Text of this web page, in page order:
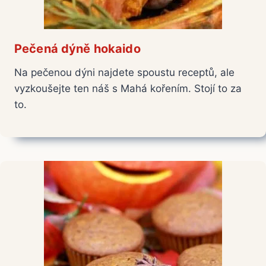
Pečená dýně hokaido
Na pečenou dýni najdete spoustu receptů, ale
vyzkoušejte ten náš s Mahá kořením. Stojí to za
to.